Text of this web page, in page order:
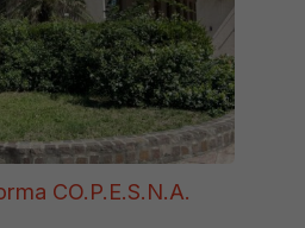
CO.P.E.S.N.A.